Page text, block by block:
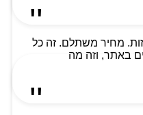
מחיר משתלם. זה כל
באתר, וזה מה